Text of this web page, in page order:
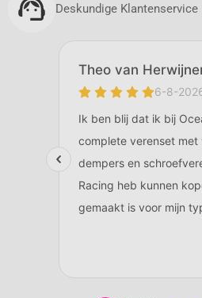
Deskundige Klantenservice